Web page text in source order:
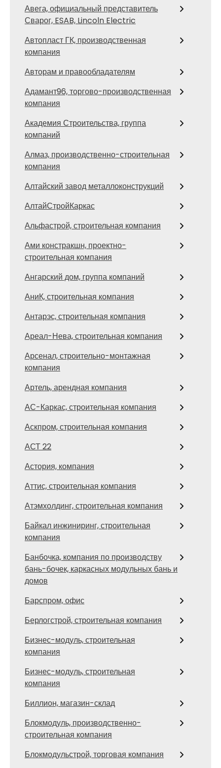
Авега, официальный представитель
Сварог, ESAB, Lincoln Electric
Автопласт ГК, производственная
компания
Авторам и правообладателям
Адамант96, торгово-производственная
компания
Академия Строительства, группа
компаний
Алмаз, производственно-строительная
компания
Алтайский завод металлоконструкций
АлтайСтройКаркас
Альфастрой, строительная компания
Ами констракшн, проектно-
строительная компания
Ангарский дом, группа компаний
АниК, строительная компания
Антарэс, строительная компания
Ареал-Нева, строительная компания
Арсенал, строительно-монтажная
компания
Артель, арендная компания
АС-Каркас, строительная компания
Аскпром, строительная компания
АСТ 22
Астория, компания
Аттис, строительная компания
Атэмхолдинг, строительная компания
Байкал инжиниринг, строительная
компания
Банбочка, компания по производству
бань-бочек, каркасных модульных бань и
домов
Барспром, офис
Берлогстрой, строительная компания
Бизнес-модуль, строительная
компания
Бизнес-модуль, строительная
компания
Биллион, магазин-склад
Блокмодуль, производственно-
строительная компания
Блокмодульстрой, торговая компания